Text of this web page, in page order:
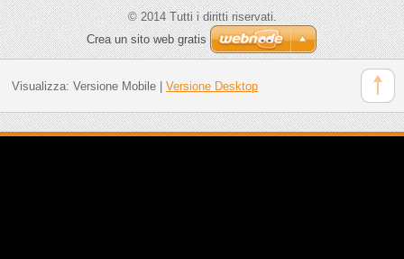
© 2014 Tutti i diritti riservati.
Crea un sito web gratis
Visualizza: Versione Mobile| Versione Desktop